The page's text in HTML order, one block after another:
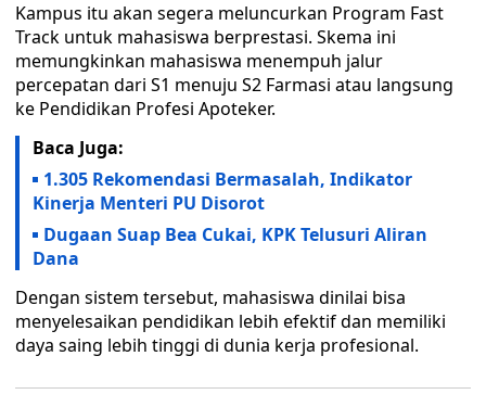
Kampus itu akan segera meluncurkan Program Fast
Track untuk mahasiswa berprestasi. Skema ini
memungkinkan mahasiswa menempuh jalur
percepatan dari S1 menuju S2 Farmasi atau langsung
ke Pendidikan Profesi Apoteker.
Baca Juga:
1.305 Rekomendasi Bermasalah, Indikator
Kinerja Menteri PU Disorot
Dugaan Suap Bea Cukai, KPK Telusuri Aliran
Dana
Dengan sistem tersebut, mahasiswa dinilai bisa
menyelesaikan pendidikan lebih efektif dan memiliki
daya saing lebih tinggi di dunia kerja profesional.